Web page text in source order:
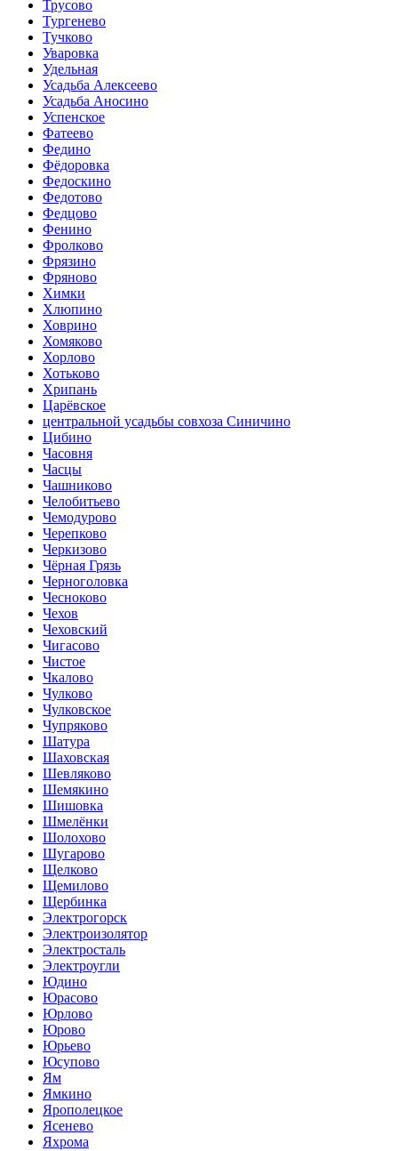
Трусово
Тургенево
Тучково
Уваровка
Удельная
Усадьба Алексеево
Усадьба Аносино
Успенское
Фатеево
Федино
Фёдоровка
Федоскино
Федотово
Федцово
Фенино
Фролково
Фрязино
Фряново
Химки
Хлюпино
Ховрино
Хомяково
Хорлово
Хотьково
Хрипань
Царёвское
центральной усадьбы совхоза Синичино
Цибино
Часовня
Часцы
Чашниково
Челобитьево
Чемодурово
Черепково
Черкизово
Чёрная Грязь
Черноголовка
Чесноково
Чехов
Чеховский
Чигасово
Чистое
Чкалово
Чулково
Чулковское
Чупряково
Шатура
Шаховская
Шевляково
Шемякино
Шишовка
Шмелёнки
Шолохово
Шугарово
Щелково
Щемилово
Щербинка
Электрогорск
Электроизолятор
Электросталь
Электроугли
Юдино
Юрасово
Юрлово
Юрово
Юрьево
Юсупово
Ям
Ямкино
Ярополецкое
Ясенево
Яхрома